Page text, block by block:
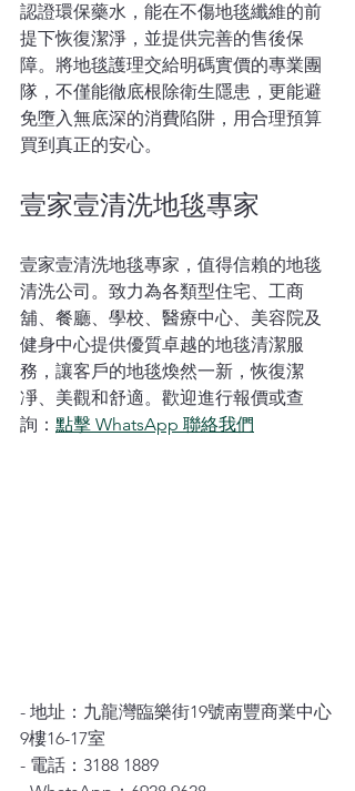
認證環保藥水，能在不傷地毯纖維的前
提下恢復潔淨，並提供完善的售後保
障。將地毯護理交給明碼實價的專業團
隊，不僅能徹底根除衛生隱患，更能避
免墮入無底深的消費陷阱，用合理預算
買到真正的安心。
壹家壹清洗地毯專家
壹家壹清洗地毯專家，值得信賴的地毯
清洗公司。致力為各類型住宅、工商
舖、餐廳、學校、醫療中心、美容院及
健身中心提供優質卓越的地毯清潔服
務，讓客戶的地毯煥然一新，恢復潔
凈、美觀和舒適。歡迎進行報價或查
詢： 點擊 WhatsApp 聯絡我們
- 地址：九龍灣臨樂街19號南豐商業中心
9樓16-17室
- 電話：3188 1889